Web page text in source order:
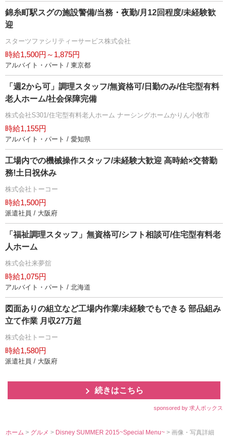
錦糸町駅スグの施設警備/当務・夜勤/月12回程度/未経験歓
迎
スターツファシリティーサービス株式会社
時給1,500円～1,875円
アルバイト・パート / 東京都
「週2から可」調理スタッフ/無資格可/日勤のみ/住宅型有料
老人ホーム/社会保障完備
株式会社S301/住宅型有料老人ホーム ナーシングホームかりん小牧市
時給1,155円
アルバイト・パート / 愛知県
工場内での機械操作スタッフ/未経験大歓迎 高時給×交替勤
務!土日祝休み
株式会社トーコー
時給1,500円
派遣社員 / 大阪府
「福祉調理スタッフ」無資格可/シフト相談可/住宅型有料老
人ホーム
株式会社来夢舘
時給1,075円
アルバイト・パート / 北海道
図面ありの組立など工場内作業/未経験でもできる 部品組み
立て作業 月収27万超
株式会社トーコー
時給1,580円
派遣社員 / 大阪府
続きはこちら
sponsored by 求人ボックス
ホーム > グルメ> Disney SUMMER 2015~Special Menu~> 画像・写真詳細